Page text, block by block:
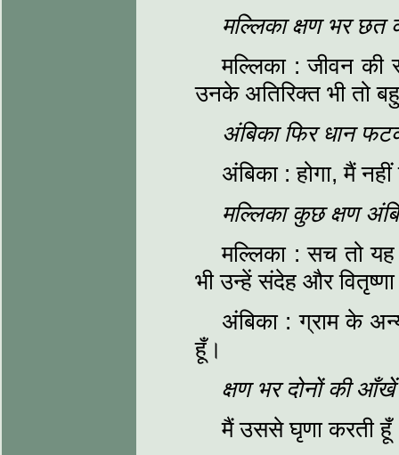
मल्लिका क्षण भर
मल्लिका : जीवन
उनके अतिरिक्त भी तो
अंबिका फिर धान
अंबिका : होगा, मैं
मल्लिका कुछ क्षण
मल्लिका : सच तो
भी उन्हें संदेह और
अंबिका : ग्राम के
हूँ।
क्षण भर दोनों की आँखें
मैं उससे घृणा करती